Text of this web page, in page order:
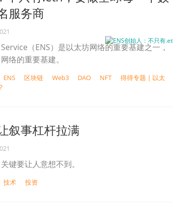
服务商
（ENS）是以太坊网络的重要基建之一，
络的重要基建。
ENS 区块链 Web3 DAO NFT
得得专题 | 以太
叙事杠杆拉满
键要让人意想不到。
技术 投资